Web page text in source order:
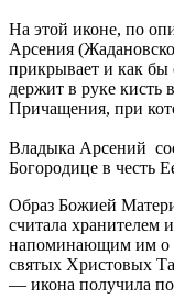
На этой иконе, по
Арсения
прикрывает и как бы
держит в руке кисть
Причащения, при
Владыка Арсений
Богородице в честь
Образ Божией
считала хранителем
напоминающим им о
святых Христовых
— икона получила по